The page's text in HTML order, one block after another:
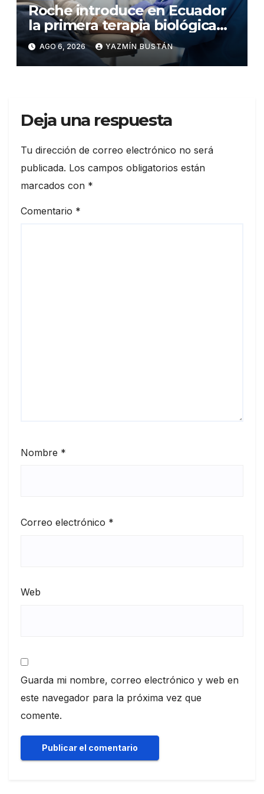
Roche introduce en Ecuador
la primera terapia biológica
de precisión capaz de
detener el daño renal por
nefritis lúpica
AGO 6, 2026 YAZMÍN BUSTÁN
Deja una respuesta
Tu dirección de correo electrónico no será
publicada. Los campos obligatorios están
marcados con *
Comentario *
Nombre *
Correo electrónico *
Web
Guarda mi nombre, correo electrónico y web en
este navegador para la próxima vez que
comente.